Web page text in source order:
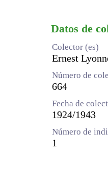
Datos de
Colector (es)
Ernest
Número de
664
Fecha de
1924/1943
Número de
1